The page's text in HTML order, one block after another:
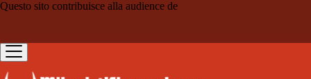
Questo sito contribuisce alla audience de